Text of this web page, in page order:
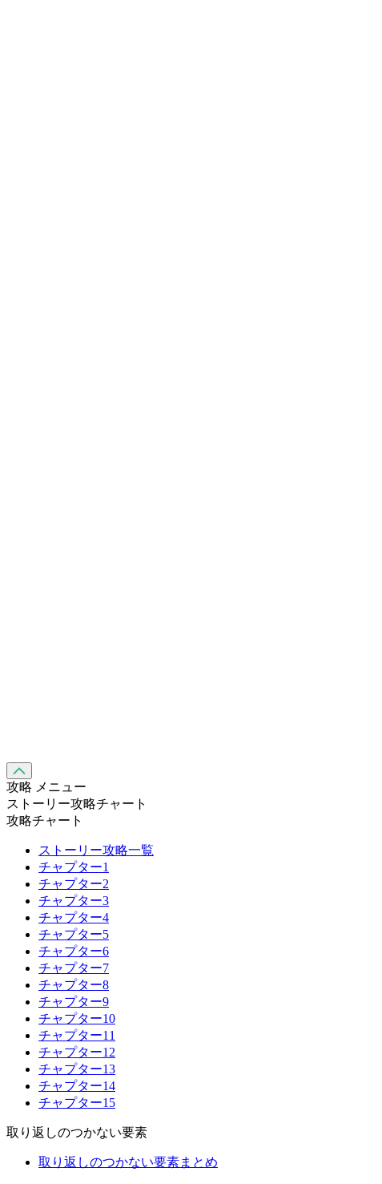
攻略 メニュー
ストーリー攻略チャート
攻略チャート
ストーリー攻略一覧
チャプター1
チャプター2
チャプター3
チャプター4
チャプター5
チャプター6
チャプター7
チャプター8
チャプター9
チャプター10
チャプター11
チャプター12
チャプター13
チャプター14
チャプター15
取り返しのつかない要素
取り返しのつかない要素まとめ